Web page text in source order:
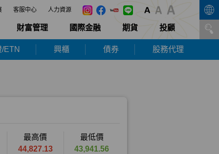
客服中心 人力資源
財富管理 國際金融 期貨 投顧
ETN 興櫃 債券 股務代理